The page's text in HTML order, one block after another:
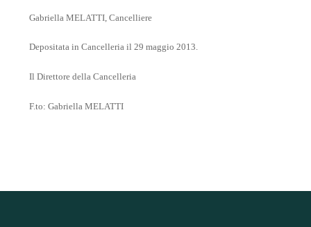
Gabriella MELATTI, Cancelliere
Depositata in Cancelleria il 29 maggio 2013.
Il Direttore della Cancelleria
F.to: Gabriella MELATTI